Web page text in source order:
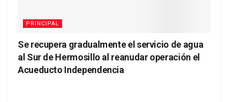
PRINCIPAL
Se recupera gradualmente el servicio de agua
al Sur de Hermosillo al reanudar operación el
Acueducto Independencia